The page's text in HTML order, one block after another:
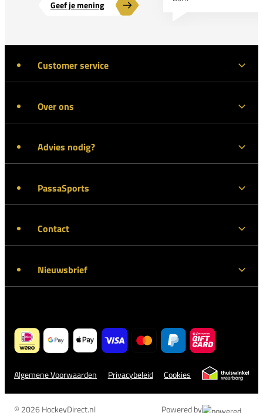
Geef je mening
Customer service
Over ons
Advies nodig?
PassaSports
Contact
Nieuwsbrief
Algemene Voorwaarden Privacybeleid Cookies
© 2026 HockeyDirect.nl Powered by